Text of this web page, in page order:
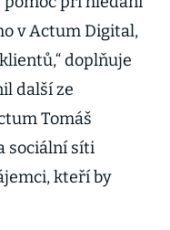
v Actum Digital,
doplňuje
další ze
Tomáš
sociální síti
kteří by